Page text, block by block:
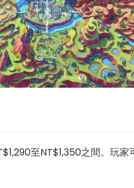
至NT$1,350之間。玩